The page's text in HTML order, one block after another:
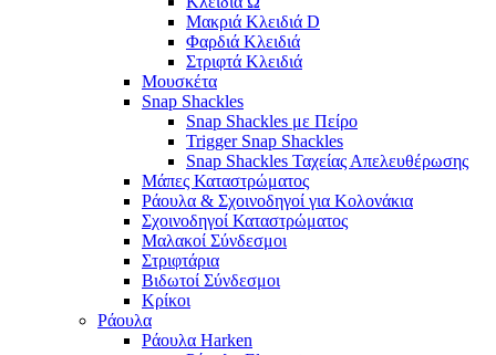
Μακριά Κλειδιά D
Φαρδιά Κλειδιά
Στριφτά Κλειδιά
Μουσκέτα
Snap Shackles
Snap Shackles με Πείρο
Trigger Snap Shackles
Snap Shackles Ταχείας Απελευθέρωσης
Μάπες Καταστρώματος
Ράουλα & Σχοινοδηγοί για Κολονάκια
Σχοινοδηγοί Καταστρώματος
Μαλακοί Σύνδεσμοι
Στριφτάρια
Βιδωτοί Σύνδεσμοι
Κρίκοι
Ράουλα
Ράουλα Harken